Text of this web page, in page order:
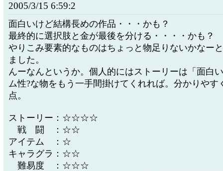
2005/3/15 6:59:2
面白いけど結構長めの作品・・・かも？
最終的に選択肢と金が最後を分ける・・・・かも？
やりこみ要素的なものはちょっと物足りないかなー
ました。
んーなんというか。個人的にはストーリーは「面白
ム性?な物をもう一手間掛けてくれれば。分かりや
点。
ストーリー：☆☆☆☆
戦 闘 ：☆☆
アイテム ：☆
キャラグラ：☆☆
難易度 ：☆☆☆